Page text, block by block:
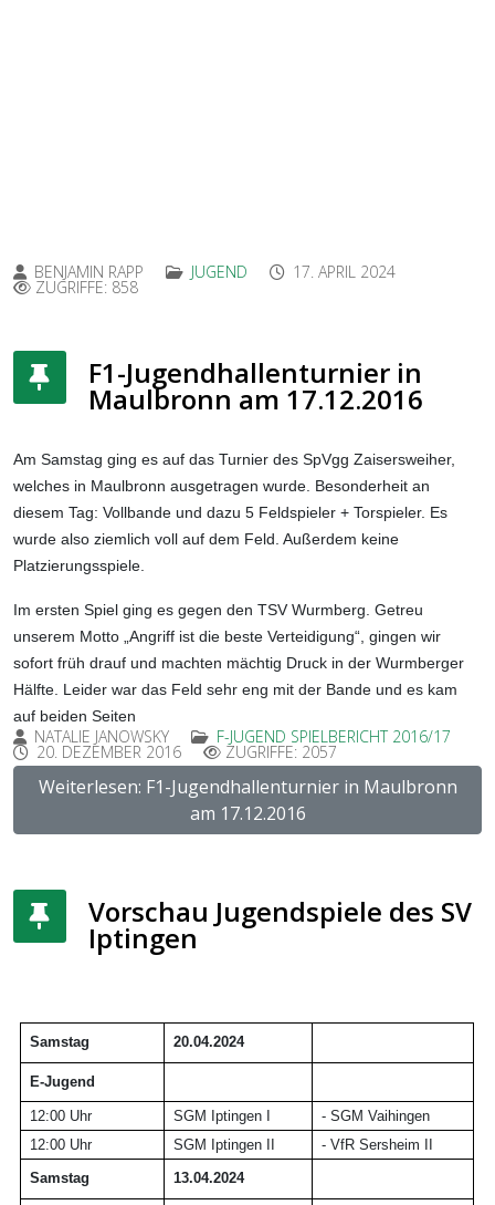
BENJAMIN RAPP JUGEND 17. APRIL 2024
ZUGRIFFE: 858
F1-Jugendhallenturnier in
Maulbronn am 17.12.2016
Am Samstag ging es auf das Turnier des SpVgg Zaisersweiher,
welches in Maulbronn ausgetragen wurde. Besonderheit an
diesem Tag: Vollbande und dazu 5 Feldspieler + Torspieler. Es
wurde also ziemlich voll auf dem Feld. Außerdem keine
Platzierungsspiele.
Im ersten Spiel ging es gegen den TSV Wurmberg. Getreu
unserem Motto „Angriff ist die beste Verteidigung“, gingen wir
sofort früh drauf und machten mächtig Druck in der Wurmberger
Hälfte. Leider war das Feld sehr eng mit der Bande und es kam
auf beiden Seiten
NATALIE JANOWSKY F-JUGEND SPIELBERICHT 2016/17
20. DEZEMBER 2016 ZUGRIFFE: 2057
Weiterlesen: F1-Jugendhallenturnier in Maulbronn
am 17.12.2016
Vorschau Jugendspiele des SV
Iptingen
Samstag 20.04.2024
E-Jugend
12:00 Uhr SGM Iptingen I - SGM Vaihingen
12:00 Uhr
SGM Iptingen I - VfR Sersheim I
Samstag
13.04.2024